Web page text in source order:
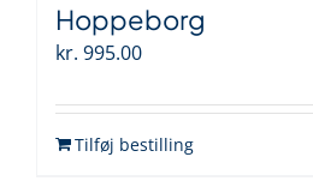
Hoppeborg
kr. 995.00
Tilføj bestilling